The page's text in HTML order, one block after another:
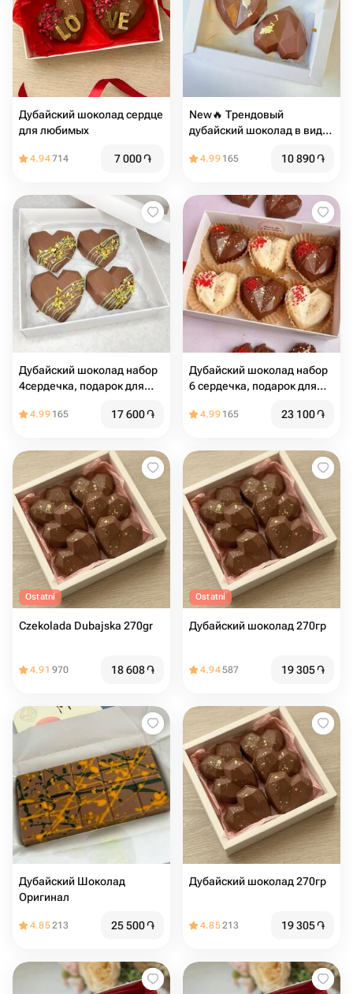
Дубайский шоколад сердце
для любимых
4.94714 7 000֏
New🔥 Трендовый
дубайский шоколад в виде
4.99 165 10 890֏
Дубайский шоколад набор
4сердечка, подарок для
4.99 165 17 600֏
Дубайский шоколад набор
6 сердечка, подарок для
4.99 165 23 100֏
Ostatni
Czekolada Dubajska 270gr
4.91 970 18 608֏
Ostatni
Дубайский шоколад 270гр
4.94587 19 305֏
Дубайский Шоколад
Оригинал
4.85213 25 500֏
Дубайский шоколад 270гр
4.85213 19 305֏